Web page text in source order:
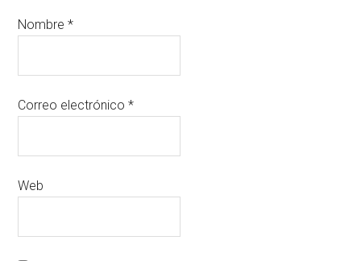
Nombre*
Correo electrónico*
Web